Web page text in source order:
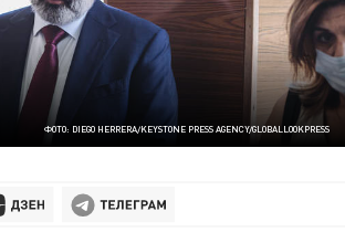
ФОТО: DIEGO HERRERA/KEYSTONE PRESS AGENCY/GLOBALLOOKPRESS